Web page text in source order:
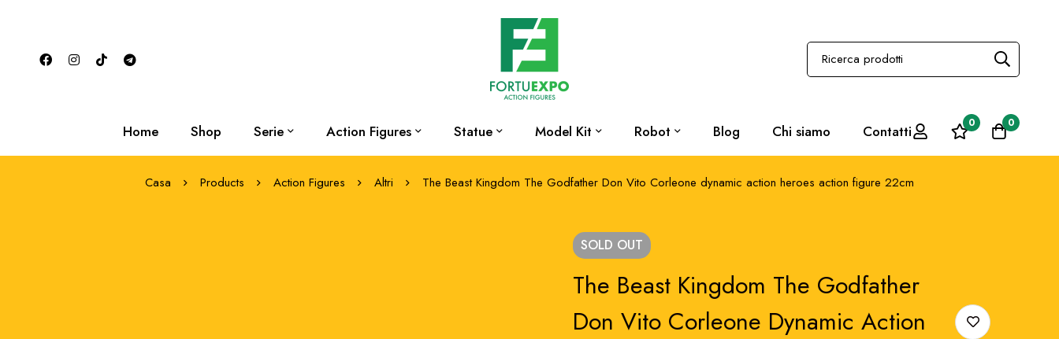
Home Shop Serie Action Figures Statue Model Kit Robot Blog Chi siamo Contatti 0 0
Casa Products Action Figures Altri The Beast Kingdom The Godfather Don Vito Corleone dynamic action heroes action figure 22cm
SOLD OUT
The Beast Kingdom The Godfather
Don Vito Corleone Dynamic Action